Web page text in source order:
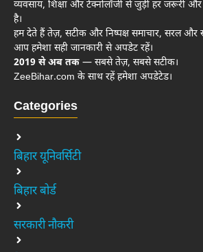
व्यवसाय, शिक्षा और टेक्नोलॉजी से जुड़ी हर जरूरी और
है।
हम देते हैं तेज़, सटीक और निष्पक्ष समाचार, सरल और
आप हमेशा सही जानकारी से अपडेट रहें।
2019 से अब तक — सबसे तेज़, सबसे सटीक।
ZeeBihar.com के साथ रहें हमेशा अपडेटेड।
Categories
बिहार यूनिवर्सिटी
बिहार बोर्ड
सरकारी नौकरी